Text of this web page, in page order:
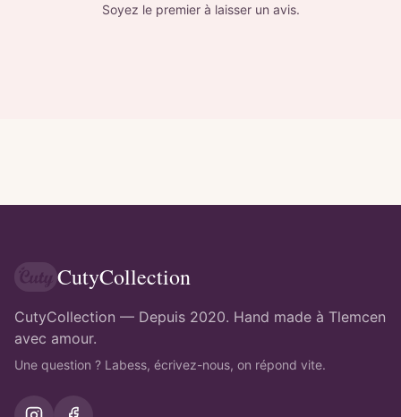
Soyez le premier à laisser un avis.
CutyCollection
CutyCollection — Depuis 2020. Hand made à Tlemcen
avec amour.
Une question ? Labess, écrivez-nous, on répond vite.